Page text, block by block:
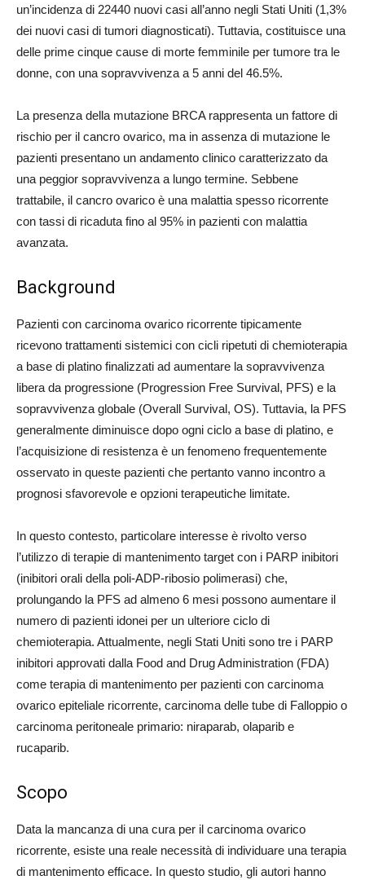
un’incidenza di 22440 nuovi casi all’anno negli Stati Uniti (1,3%
dei nuovi casi di tumori diagnosticati). Tuttavia, costituisce una
delle prime cinque cause di morte femminile per tumore tra le
donne, con una sopravvivenza a 5 anni del 46.5%.
La presenza della mutazione BRCA rappresenta un fattore di
rischio per il cancro ovarico, ma in assenza di mutazione le
pazienti presentano un andamento clinico caratterizzato da
una peggior sopravvivenza a lungo termine. Sebbene
trattabile, il cancro ovarico è una malattia spesso ricorrente
con tassi di ricaduta fino al 95% in pazienti con malattia
avanzata.
Background
Pazienti con carcinoma ovarico ricorrente tipicamente
ricevono trattamenti sistemici con cicli ripetuti di chemioterapia
a base di platino finalizzati ad aumentare la sopravvivenza
libera da progressione (Progression Free Survival, PFS) e la
sopravvivenza globale (Overall Survival, OS). Tuttavia, la PFS
generalmente diminuisce dopo ogni ciclo a base di platino, e
l’acquisizione di resistenza è un fenomeno frequentemente
osservato in queste pazienti che pertanto vanno incontro a
prognosi sfavorevole e opzioni terapeutiche limitate.
In questo contesto, particolare interesse è rivolto verso
l’utilizzo di terapie di mantenimento target con i PARP inibitori
(inibitori orali della poli-ADP-ribosio polimerasi) che,
prolungando la PFS ad almeno 6 mesi possono aumentare il
numero di pazienti idonei per un ulteriore ciclo di
chemioterapia. Attualmente, negli Stati Uniti sono tre i PARP
inibitori approvati dalla Food and Drug Administration (FDA)
come terapia di mantenimento per pazienti con carcinoma
ovarico epiteliale ricorrente, carcinoma delle tube di Falloppio o
carcinoma peritoneale primario: niraparab, olaparib e
rucaparib.
Scopo
Data la mancanza di una cura per il carcinoma ovarico
ricorrente, esiste una reale necessità di individuare una terapia
di mantenimento efficace. In questo studio, gli autori hanno